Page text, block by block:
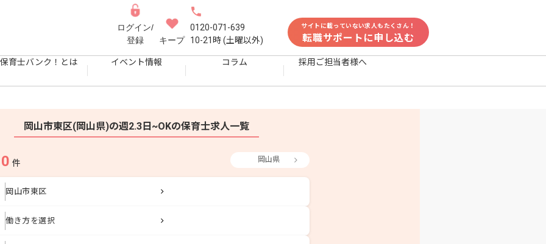
ログイン/
登録
キープ
0120-071-639
10-21時 (土曜以外)
サイトに載っていない求人もたくさん！
転職サポートに申し込む
保育士バンク！とは イベント情報 コラム 採用ご担当者様へ
岡山市東区(岡山県)の週2.3日~OKの保育士求人一覧
0 件 岡山県
岡山市東区
働き方を選択